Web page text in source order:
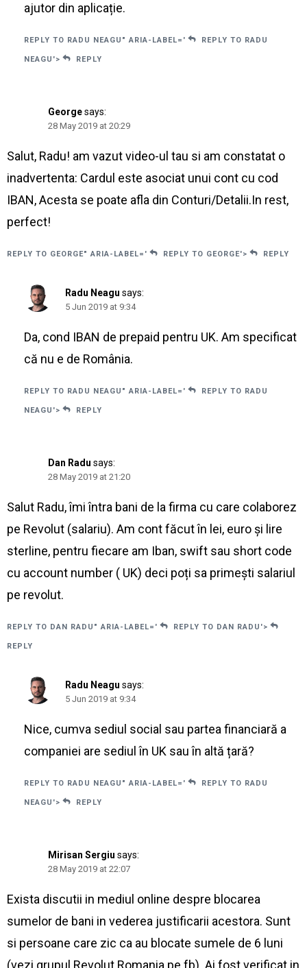
ajutor din aplicație.
REPLY TO RADU NEAGU" ARIA-LABEL=' REPLY TO RADU
NEAGU'> REPLY
Georgesays:
28 May 2019 at 20:29
Salut, Radu! am vazut video-ul tau si am constatat o
inadvertenta: Cardul este asociat unui cont cu cod
IBAN, Acesta se poate afla din Conturi/Detalii.In rest,
perfect!
REPLY TO GEORGE" ARIA-LABEL=' REPLY TO GEORGE'> REPLY
Radu Neagu says:
5 Jun 2019 at 9:34
Da, cond IBAN de prepaid pentru UK. Am specificat
că nu e de România.
REPLY TO RADU NEAGU" ARIA-LABEL=' REPLY TO RADU
NEAGU'> REPLY
Dan Radu says:
28 May 2019 at 21:20
Salut Radu, îmi întra bani de la firma cu care colaborez
pe Revolut (salariu). Am cont făcut în lei, euro și lire
sterline, pentru fiecare am Iban, swift sau short code
cu account number ( UK) deci poți sa primești salariul
pe revolut.
REPLY TO DAN RADU" ARIA-LABEL=' REPLY TO DAN RADU'>
REPLY
Radu Neagu says:
5 Jun 2019 at 9:34
Nice, cumva sediul social sau partea financiară a
companiei are sediul în UK sau în altă țară?
REPLY TO RADU NEAGU" ARIA-LABEL=' REPLY TO RADU
NEAGU'> REPLY
Mirisan Sergiu says:
28 May 2019 at 22:07
Exista discutii in mediul online despre blocarea
sumelor de bani in vederea justificarii acestora. Sunt
si persoane care zic ca au blocate sumele de 6 luni
(vezi grupul Revolut Romania pe fb). Ai fost verificat in